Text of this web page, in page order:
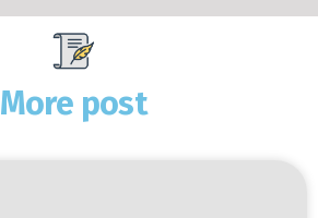
More post